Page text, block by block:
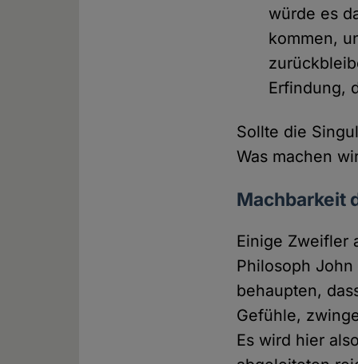
würde es
kommen,
Erfindung,
Sollte die
Was machen
Machbarkeit
Einige Zweifler
Philosoph John
behaupten,
Gefühle,
Es wird hier